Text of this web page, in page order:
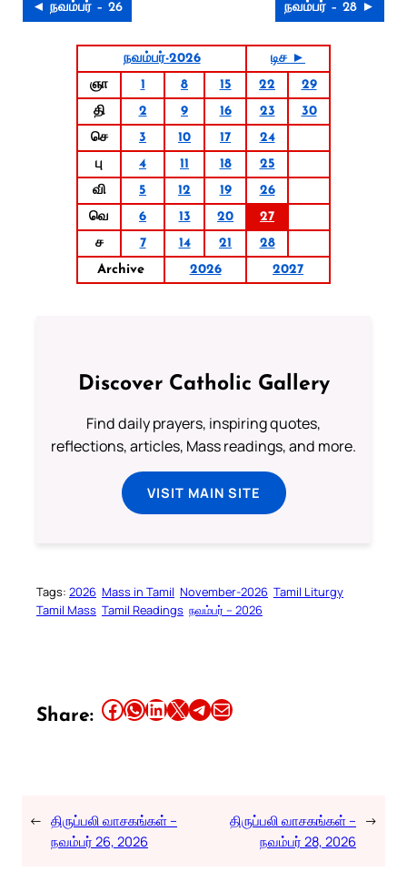
◄ நவம்பர் – 26 நவம்பர் – 28 ►
நவம்பர்-2026
டிச ►
ஞா
1 8 15 22
29
தி
2 9 16 23
30
செ
3 10 17
24
பு
4 11 18
25
வி
5 12 19
26
வெ
6 13 20
27
ச
7 14 21
28
Archive
2026 2027
Discover Catholic Gallery
Find daily prayers, inspiring quotes,
reflections, articles, Mass readings, and more.
VISIT MAIN SITE
Tags: 2026 Mass in Tamil November-2026 Tamil Liturgy
Tamil Mass Tamil Readings நவம்பர் – 2026
Share: Share this article on Facebook Share this article on WhatsApp Share this article on LinkedIn Share this article on X Share this article on TelegramEmail this Article
← திருப்பலி வாசகங்கள் –
நவம்பர் 26, 2026
திருப்பலி வாசகங்கள் –
நவம்பர் 28, 2026
→